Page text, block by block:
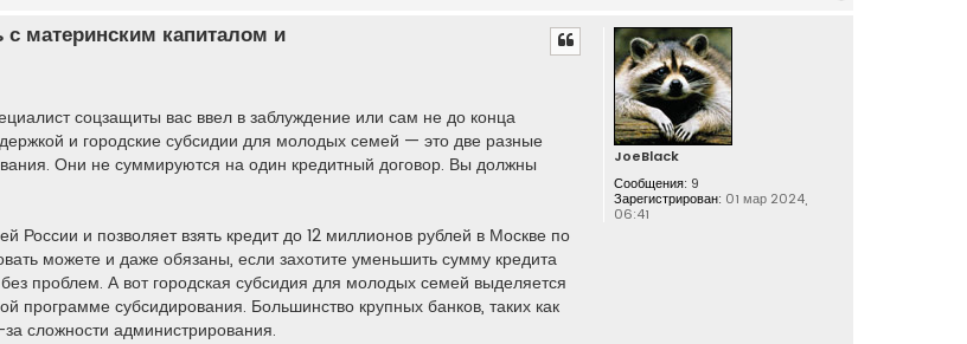
JoeBlack
Сообщения: 9
Зарегистрирован: 01 мар 2024,
06:41
материнским капиталом и
соцзащиты вас ввел в заблуждение или сам не до конца
и городские субсидии для молодых семей — это две разные
Они не суммируются на один кредитный договор. Вы должны
России и позволяет взять кредит до 12 миллионов рублей в Москве по
можете и даже обязаны, если захотите уменьшить сумму кредита
проблем. А вот городская субсидия для молодых семей выделяется
программе субсидирования. Большинство крупных банков, таких как
сложности администрирования.